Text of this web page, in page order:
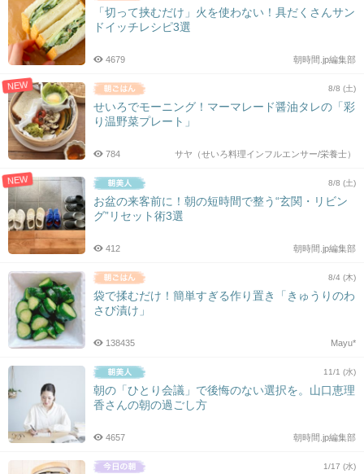
「切って挟むだけ」火を使わない！具だくさんサン
ドイッチレシピ3選
朝時間.jp編集部
4679
NEW 8/8 (土)
せいろでモーニング！マーマレード醤油タレの「彩
り温野菜プレート」
サヤ（せいろ料理インフルエンサー/栄養士）
784
NEW 8/8 (土)
お盆の来客前に！朝の短時間で整う“玄関・リビン
グ”リセット術3選
朝時間.jp編集部
412
8/4 (木)
袋で揉むだけ！簡単すぎる作り置き「きゅうりのわ
さび漬け」
Mayu*
138435
11/1 (水)
朝の「ひとり会議」で後悔のない選択を。山口恵理
香さんの朝の過ごし方
朝時間.jp編集部
4657
1/17 (水)